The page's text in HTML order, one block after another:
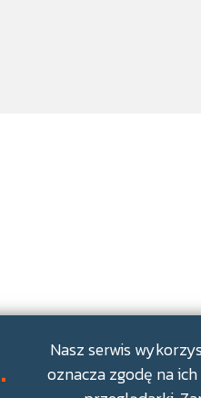
.
Nasz serwis
oznacza zgodę na